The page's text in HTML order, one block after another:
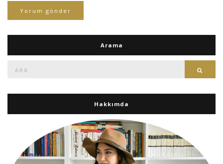
Arama
Hakkımda